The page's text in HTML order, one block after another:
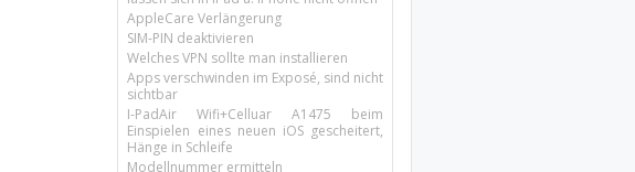
AppleCare Verlängerung
SIM-PIN deaktivieren
Welches VPN sollte man installieren
Apps verschwinden im Exposé, sind nicht
sichtbar
I-PadAir Wifi+Celluar A1475 beim
Einspielen eines neuen iOS gescheitert,
Hänge in Schleife
Modellnummer ermitteln